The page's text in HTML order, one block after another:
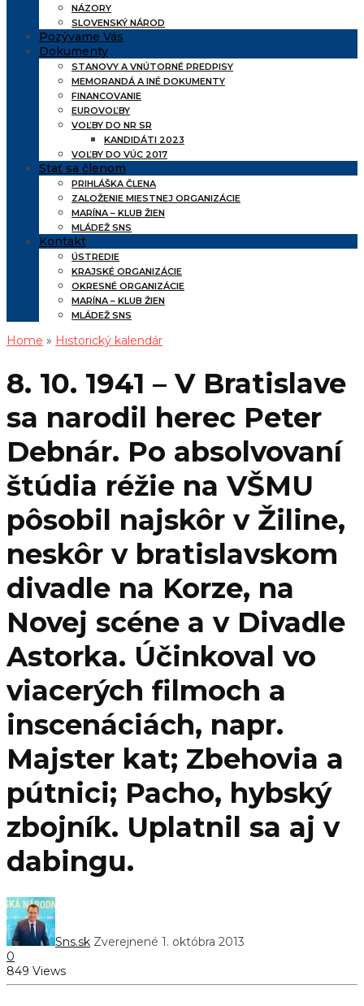
NÁZORY
SLOVENSKÝ NÁROD
Pozývame Vás
Dokumenty
STANOVY A VNÚTORNÉ PREDPISY
MEMORANDÁ A INÉ DOKUMENTY
FINANCOVANIE
EUROVOĽBY
VOĽBY DO NR SR
KANDIDÁTI 2023
VOĽBY DO VÚC 2017
Stať sa členom
PRIHLÁŠKA ČLENA
ZALOŽENIE MIESTNEJ ORGANIZÁCIE
MARÍNA – KLUB ŽIEN
MLÁDEŽ SNS
Kontakt
ÚSTREDIE
KRAJSKÉ ORGANIZÁCIE
OKRESNÉ ORGANIZÁCIE
MARÍNA – KLUB ŽIEN
MLÁDEŽ SNS
Home » Historický kalendár
8. 10. 1941 – V Bratislave
sa narodil herec Peter
Debnár. Po absolvovaní
štúdia réžie na VŠMU
pôsobil najskôr v Žiline,
neskôr v bratislavskom
divadle na Korze, na
Novej scéne a v Divadle
Astorka. Účinkoval vo
viacerých filmoch a
inscenáciách, napr.
Majster kat; Zbehovia a
pútnici; Pacho, hybský
zbojník. Uplatnil sa aj v
dabingu.
Sns.sk Zverejnené 1. októbra 2013
0
849 Views